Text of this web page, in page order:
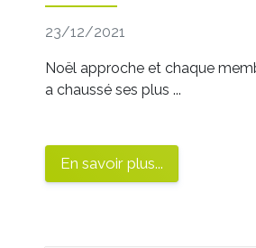
23/12/2021
Noël approche et chaque
a chaussé ses plus ...
En savoir plus...